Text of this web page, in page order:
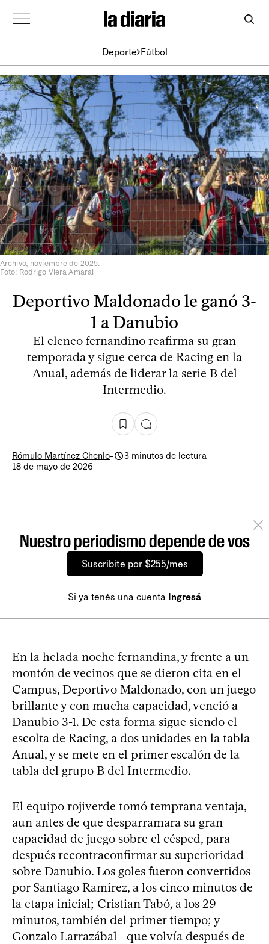
Deporte Fútbol
Archivo, noviembre de 2025.
Foto: Rodrigo Viera Amaral
Deportivo Maldonado le ganó 3-
1 a Danubio
El elenco fernandino reafirma su gran
temporada y sigue cerca de Racing en la
Anual, además de liderar la serie B del
Intermedio.
Rómulo Martínez Chenlo-
3 minutos de lectura
18 de mayo de 2026
Nuestro periodismo depende de vos
Suscribite por $255/mes
Si ya tenés una cuenta Ingresá
En la helada noche fernandina, y frente a un
montón de vecinos que se dieron cita en el
Campus, Deportivo Maldonado, con un juego
brillante y con mucha capacidad, venció a
Danubio 3-1. De esta forma sigue siendo el
escolta de Racing, a dos unidades en la tabla
Anual, y se mete en el primer escalón de la
tabla del grupo B del Intermedio.
El equipo rojiverde tomó temprana ventaja,
aun antes de que desparramara su gran
capacidad de juego sobre el césped, para
después recontraconfirmar su superioridad
sobre Danubio. Los goles fueron convertidos
por Santiago Ramírez, a los cinco minutos de
la etapa inicial; Cristian Tabó, a los 29
minutos, también del primer tiempo; y
Gonzalo Larrazábal –que volvía después de